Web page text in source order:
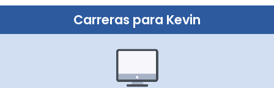
Carreras para Kevin